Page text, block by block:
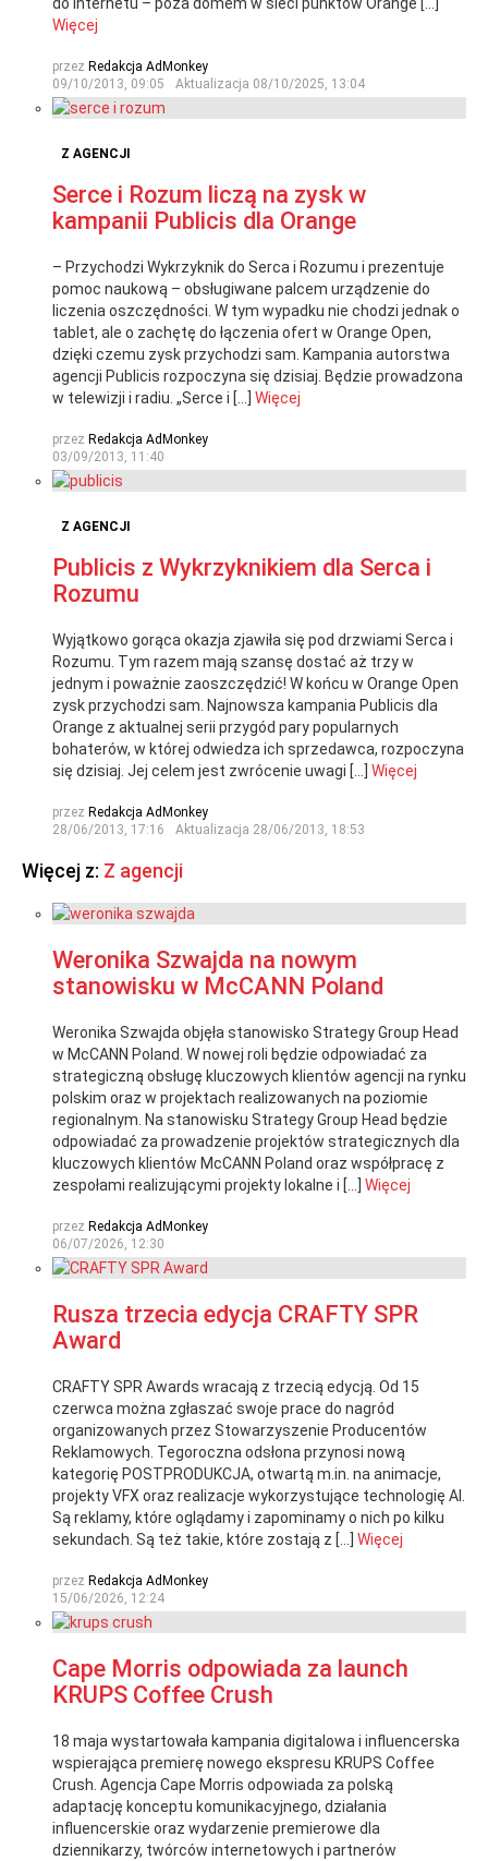
Więcej
przez Redakcja AdMonkey
09/10/2013, 09:05
Aktualizacja 08/10/2025, 13:04
Z AGENCJI
Serce i Rozum liczą na zysk w
kampanii Publicis dla Orange
– Przychodzi Wykrzyknik do Serca i Rozumu i prezentuje
pomoc naukową – obsługiwane palcem urządzenie do
liczenia oszczędności. W tym wypadku nie chodzi jednak o
tablet, ale o zachętę do łączenia ofert w Orange Open,
dzięki czemu zysk przychodzi sam. Kampania autorstwa
agencji Publicis rozpoczyna się dzisiaj. Będzie prowadzona
w telewizji i radiu. „Serce i […] Więcej
przez Redakcja AdMonkey
03/09/2013, 11:40
Z AGENCJI
Publicis z Wykrzyknikiem dla Serca i
Rozumu
Wyjątkowo gorąca okazja zjawiła się pod drzwiami Serca i
Rozumu. Tym razem mają szansę dostać aż trzy w
jednym i poważnie zaoszczędzić! W końcu w Orange Open
zysk przychodzi sam. Najnowsza kampania Publicis dla
Orange z aktualnej serii przygód pary popularnych
bohaterów, w której odwiedza ich sprzedawca, rozpoczyna
się dzisiaj. Jej celem jest zwrócenie uwagi […] Więcej
przez Redakcja AdMonkey
28/06/2013, 17:16
Aktualizacja 28/06/2013, 18:53
Więcej z: Z agencji
Weronika Szwajda na nowym
stanowisku w McCANN Poland
Weronika Szwajda objęła stanowisko Strategy Group Head
w McCANN Poland. W nowej roli będzie odpowiadać za
strategiczną obsługę kluczowych klientów agencji na rynku
polskim oraz w projektach realizowanych na poziomie
regionalnym. Na stanowisku Strategy Group Head będzie
odpowiadać za prowadzenie projektów strategicznych dla
kluczowych klientów McCANN Poland oraz współpracę z
zespołami realizującymi projekty lokalne i […] Więcej
przez Redakcja AdMonkey
06/07/2026, 12:30
Rusza trzecia edycja CRAFTY SPR
Award
CRAFTY SPR Awards wracają z trzecią edycją. Od 15
czerwca można zgłaszać swoje prace do nagród
organizowanych przez Stowarzyszenie Producentów
Reklamowych. Tegoroczna odsłona przynosi nową
kategorię POSTPRODUKCJA, otwartą m.in. na animacje,
projekty VFX oraz realizacje wykorzystujące technologię AI.
Są reklamy, które oglądamy i zapominamy o nich po kilku
sekundach. Są też takie, które zostają z […] Więcej
przez Redakcja AdMonkey
15/06/2026, 12:24
Cape Morris odpowiada za launch
KRUPS Coffee Crush
18 maja wystartowała kampania digitalowa i influencerska
wspierająca premierę nowego ekspresu KRUPS Coffee
Crush. Agencja Cape Morris odpowiada za polską
adaptację konceptu komunikacyjnego, działania
influencerskie oraz wydarzenie premierowe dla
dziennikarzy, twórców internetowych i partnerów